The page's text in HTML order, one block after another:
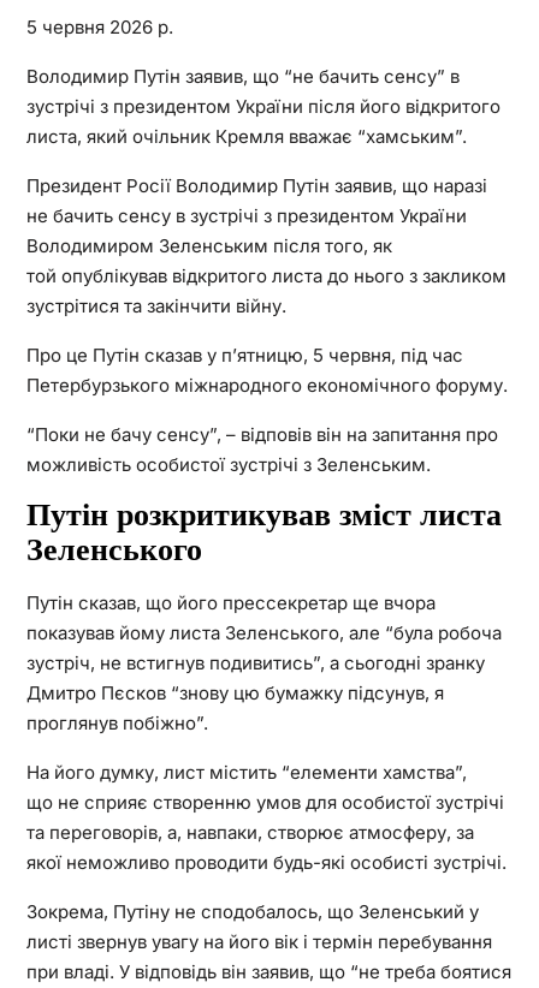
5 червня 2026 р.
Володимир Путін заявив, що “не бачить сенсу” в
зустрічі з президентом України після його відкритого
листа, який очільник Кремля вважає “хамським”.
Президент Росії Володимир Путін заявив, що наразі
не бачить сенсу в зустрічі з президентом України
Володимиром Зеленським після того, як
той опублікував відкритого листа до нього з закликом
зустрітися та закінчити війну.
Про це Путін сказав у п’ятницю, 5 червня, під час
Петербурзького міжнародного економічного форуму.
“Поки не бачу сенсу”, – відповів він на запитання про
можливість особистої зустрічі з Зеленським.
Путін розкритикував зміст листа
Зеленського
Путін сказав, що його прессекретар ще вчора
показував йому листа Зеленського, але “була робоча
зустріч, не встигнув подивитись”, а сьогодні зранку
Дмитро Пєсков “знову цю бумажку підсунув, я
проглянув побіжно”.
На його думку, лист містить “елементи хамства”,
що не сприяє створенню умов для особистої зустрічі
та переговорів, а, навпаки, створює атмосферу, за
якої неможливо проводити будь-які особисті зустрічі.
Зокрема, Путіну не сподобалось, що Зеленський у
листі звернув увагу на його вік і термін перебування
при владі. У відповідь він заявив, що “не треба боятися